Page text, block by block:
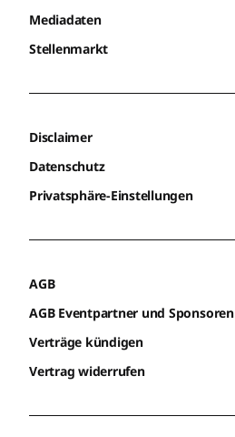
Mediadaten
Stellenmarkt
Disclaimer
Datenschutz
Privatsphäre-Einstellungen
AGB
AGB Eventpartner und Sponsoren
Verträge kündigen
Vertrag widerrufen